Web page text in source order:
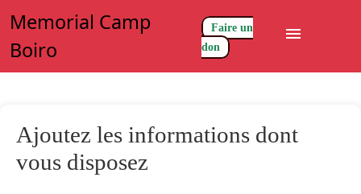
Memorial Camp
Boiro
Faire un
don
menu
Ajoutez les informations dont
vous disposez